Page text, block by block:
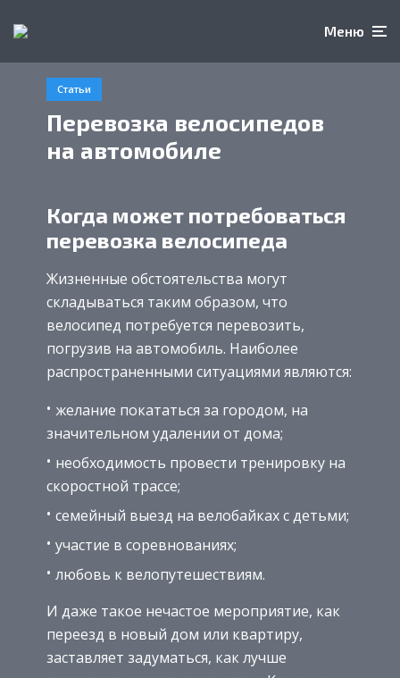
Меню
Статьи
Перевозка велосипедов
на автомобиле
Когда может потребоваться
перевозка велосипеда
Жизненные обстоятельства могут
складываться таким образом, что
велосипед потребуется перевозить,
погрузив на автомобиль. Наиболее
распространенными ситуациями являются:
желание покататься за городом, на
значительном удалении от дома;
необходимость провести тренировку на
скоростной трассе;
семейный выезд на велобайках с детьми;
участие в соревнованиях;
любовь к велопутешествиям.
И даже такое нечастое мероприятие, как
переезд в новый дом или квартиру,
заставляет задуматься, как лучше